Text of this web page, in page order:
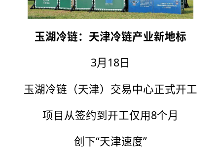
玉湖冷链：天津冷链产业新地标
3月18日
玉湖冷链（天津）交易中心正式开工
项目从签约到开工仅用8个月
创下“天津速度”